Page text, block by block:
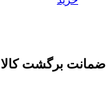
ضمانت برگشت کالا